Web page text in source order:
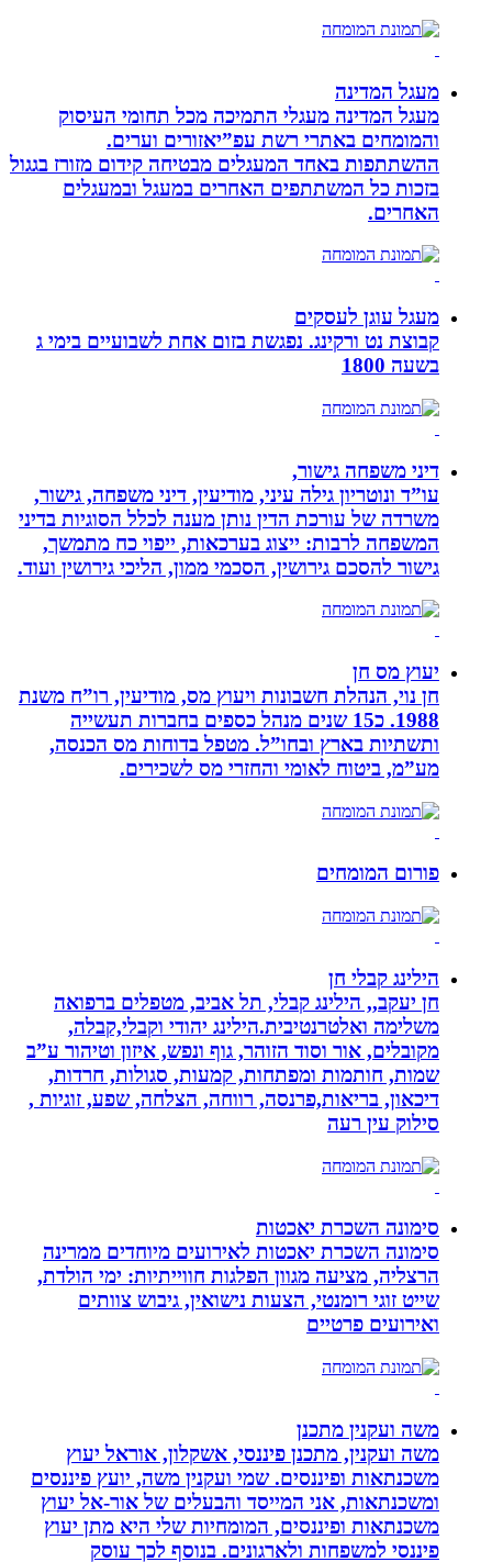
מעגל המדינה
מעגל המדינה מעגלי התמיכה מכל תחומי העיסוק
והמומחים באתרי רשת עפ”יאזורים וערים.
ההשתתפות באחד המעגלים מבטיחה קידום מזורז בגגול
בזכות כל המשתתפים האחרים במעגל ובמעגלים
האחרים.
מעגל עוגן לעסקים
קבוצת נט ורקינג. נפגשת בזום אחת לשבועיים בימי ג
בשעה 1800
דיני משפחה גישור,
עו”ד ונוטריון גילה עיני, מודיעין, דיני משפחה, גישור,
משרדה של עורכת הדין נותן מענה לכלל הסוגיות בדיני
המשפחה לרבות: ייצוג בערכאות, ייפוי כח מתמשך,
גישור להסכם גירושין, הסכמי ממון, הליכי גירושין ועוד.
יעוץ מס חן
חן נוי, הנהלת חשבונות ויעוץ מס, מודיעין, רו”ח משנת
1988. כ15 שנים מנהל כספים בחברות תעשייה
ותשתיות בארץ ובחו”ל. מטפל בדוחות מס הכנסה,
מע”מ, ביטוח לאומי והחזרי מס לשכירים.
פורום המומחים
הילינג קבלי חן
חן יעקב,, הילינג קבלי, תל אביב, מטפלים ברפואה
משלימה ואלטרנטיבית.הילינג יהודי וקבלי,קבלה,
מקובלים, אור וסוד הזוהר, גוף ונפש, איזון וטיהור ע”ב
שמות, חותמות ומפתחות, קמעות, סגולות, חרדות,
דיכאון, בריאות,פרנסה, רווחה, הצלחה, שפע, זוגיות ,
סילוק עין רעה
סימונה השכרת יאכטות
סימונה השכרת יאכטות לאירועים מיוחדים ממרינה
הרצליה, מציעה מגוון הפלגות חווייתיות: ימי הולדת,
שייט זוגי רומנטי, הצעות נישואין, גיבוש צוותים
ואירועים פרטיים
משה ועקנין מתכנן
משה ועקנין, מתכנן פיננסי, אשקלון, אוראל יעוץ
משכנתאות ופיננסים. שמי ועקנין משה, יועץ פיננסים
ומשכנתאות, אני המייסד והבעלים של אור-אל יעוץ
משכנתאות ופיננסים, המומחיות שלי היא מתן יעוץ
פיננסי למשפחות ולארגונים. בנוסף לכך עוסק